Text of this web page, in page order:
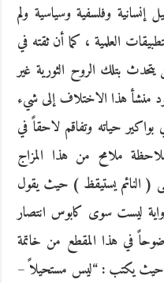
إنسانية وفلسفية وسياسية ولم
العلمية ، كما أن ثقته في
بتلك الروح الثورية غير
منشأ هذا الاختلاف إلى شيء
حياته وتفاقم لاحقاً في
ملامح من هذا المزاج
( النائم يستيقظ ) حيث يقول
ليست سوى كابوس انتصار
في هذا المقطع من خاتمة
حيث يكتب : “ليس مستحيلاً –